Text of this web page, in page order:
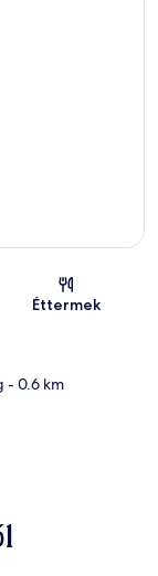
Éttermek
- 0.6 km